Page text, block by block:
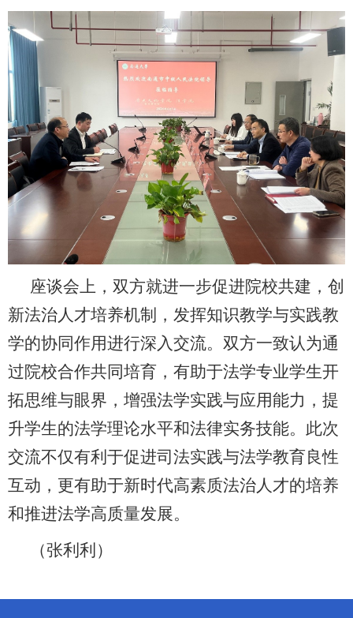
座谈会上，双方就进一步促进院校共建，创
新法治人才培养机制，发挥知识教学与实践教
学的协同作用进行深入交流。双方一致认为通
过院校合作共同培育，有助于法学专业学生开
拓思维与眼界，增强法学实践与应用能力，提
升学生的法学理论水平和法律实务技能。此次
交流不仅有利于促进司法实践与法学教育良性
互动，更有助于新时代高素质法治人才的培养
和推进法学高质量发展。
（张利利 ）